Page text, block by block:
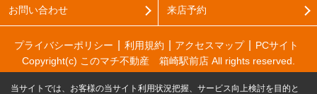
お問い合わせ 来店予約
プライバシーポリシー 利用規約 アクセスマップ
PCサイト
Copyright(c) このマチ不動産 箱崎駅前店 All rights reserved.
当サイトでは、お客様の当サイト利用状況把握、サービス向上検討を目的と